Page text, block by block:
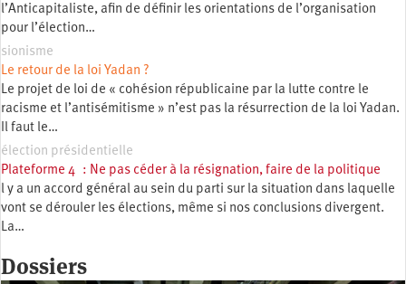
l’Anticapitaliste, afin de définir les orientations de l’organisation
pour l’élection…
sionisme
Le retour de la loi Yadan ?
Le projet de loi de « cohésion républicaine par la lutte contre le
racisme et l’antisémitisme » n’est pas la résurrection de la loi Yadan.
Il faut le…
élection présidentielle
Plateforme 4 : Ne pas céder à la résignation, faire de la politique
l y a un accord général au sein du parti sur la situation dans laquelle
vont se dérouler les élections, même si nos conclusions divergent.
La…
Dossiers